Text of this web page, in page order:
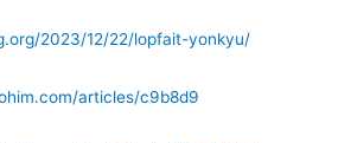
2023/12/22/lopfait-yonkyu/
articles/c9b8d9